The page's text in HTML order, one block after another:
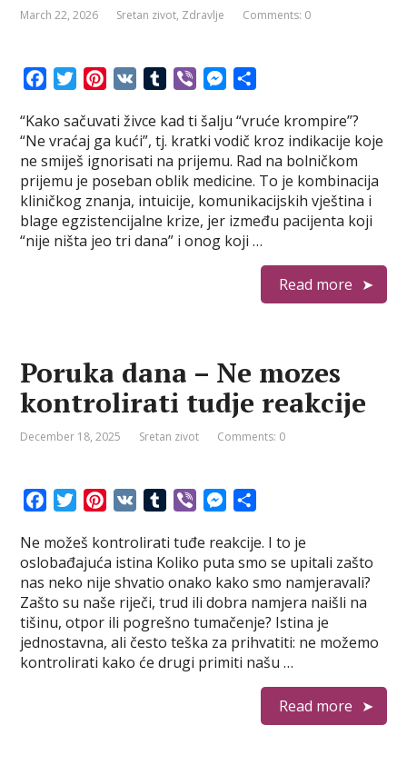
March 22, 2026 Sretan zivot, Zdravlje Comments: 0
c
e
b
o
o
k
T
i
t
t
e
r
n
t
e
r
e
s
m
b
l
r
b
e
r
M
s
s
e
n
g
e
a
r
e
“Kako sačuvati živce kad ti šalju “vruće krompire”?
“Ne vraćaj ga kući”, tj. kratki vodič kroz indikacije koje
ne smiješ ignorisati na prijemu. Rad na bolničkom
prijemu je poseban oblik medicine. To je kombinacija
kliničkog znanja, intuicije, komunikacijskih vještina i
blage egzistencijalne krize, jer između pacijenta koji
“nije ništa jeo tri dana” i onog koji …
Read more
Poruka dana – Ne mozes
kontrolirati tudje reakcije
December 18, 2025 Sretan zivot Comments: 0
c
e
b
o
o
k
T
i
t
t
e
r
n
t
e
r
e
s
m
b
l
r
b
e
r
M
s
s
e
n
g
e
a
r
e
Ne možeš kontrolirati tuđe reakcije. I to je
oslobađajuća istina Koliko puta smo se upitali zašto
nas neko nije shvatio onako kako smo namjeravali?
Zašto su naše riječi, trud ili dobra namjera naišli na
tišinu, otpor ili pogrešno tumačenje? Istina je
jednostavna, ali često teška za prihvatiti: ne možemo
kontrolirati kako će drugi primiti našu …
Read more